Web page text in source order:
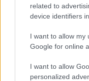
related to
device identifiers
I want to allow my
Google for online
I want to allow
personalized